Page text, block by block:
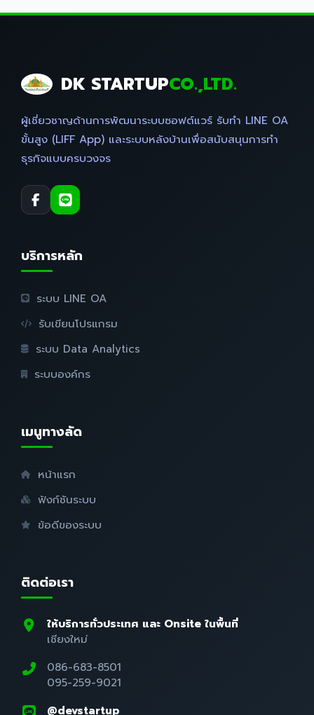
DK STARTUPCO.,LTD.
ผู้เชี่ยวชาญด้านการพัฒนาระบบซอฟต์แวร์ รับทำ LINE OA
ขั้นสูง (LIFF App) และระบบหลังบ้านเพื่อสนับสนุนการทำ
ธุรกิจแบบครบวงจร
บริการหลัก
ระบบ LINE OA
รับเขียนโปรแกรม
ระบบ Data Analytics
ระบบองค์กร
เมนูทางลัด
หน้าแรก
ฟังก์ชันระบบ
ข้อดีของระบบ
ติดต่อเรา
ให้บริการทั่วประเทศ และ Onsite ในพื้นที่
เชียงใหม่
086-683-8501
095-259-9021
@devstartup